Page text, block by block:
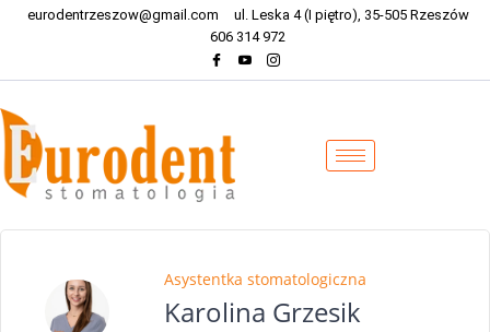
eurodentrzeszow@gmail.com
ul. Leska 4 (I piętro), 35-505 Rzeszów
606 314 972
Asystentka stomatologiczna
Karolina Grzesik